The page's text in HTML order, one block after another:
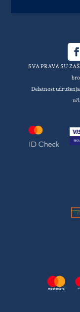
SVA PRAVA SU
Delatnost